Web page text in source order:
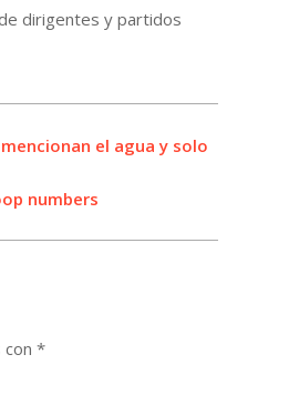
dirigentes y partidos
el agua y solo
numbers
*